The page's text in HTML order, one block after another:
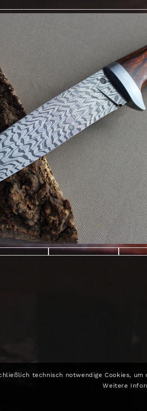
technisch notwendige Cookies,
Weitere